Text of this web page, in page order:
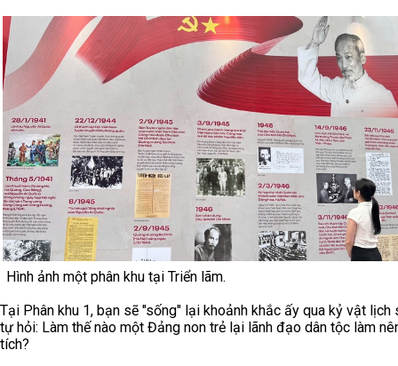
Hình ảnh một phân khu tại Triển lãm.
Tại Phân khu 1, bạn sẽ "sống" lại khoảnh khắc ấy qua kỷ vật lịch
tự hỏi: Làm thế nào một Đảng non trẻ lại lãnh đạo dân tộc làm
tích?